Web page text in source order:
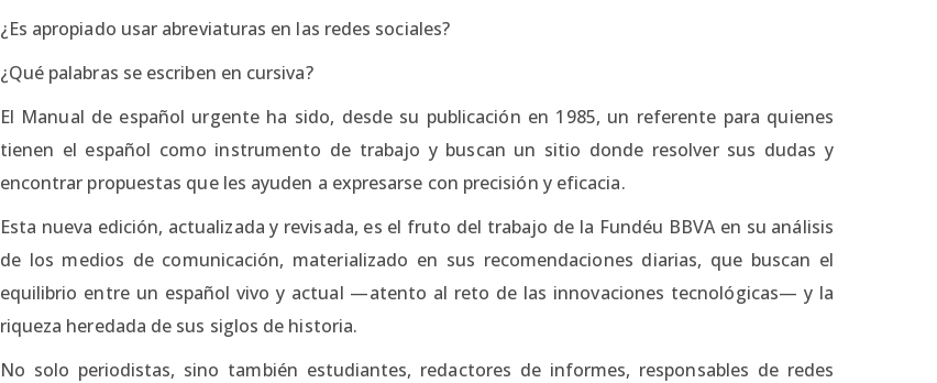
¿Es apropiado usar abreviaturas en las redes sociales?
¿Qué palabras se escriben en cursiva?
El Manual de español urgente ha sido, desde su publicación en 1985, un referente para quienes
tienen el español como instrumento de trabajo y buscan un sitio donde resolver sus dudas y
encontrar propuestas que les ayuden a expresarse con precisión y eficacia.
Esta nueva edición, actualizada y revisada, es el fruto del trabajo de la Fundéu BBVA en su análisis
de los medios de comunicación, materializado en sus recomendaciones diarias, que buscan el
equilibrio entre un español vivo y actual —atento al reto de las innovaciones tecnológicas— y la
riqueza heredada de sus siglos de historia.
No solo periodistas, sino también estudiantes, redactores de informes, responsables de redes